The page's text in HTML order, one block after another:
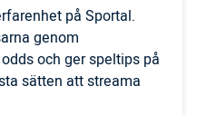
på Sportal.
genom
och ger speltips på
sätten att streama